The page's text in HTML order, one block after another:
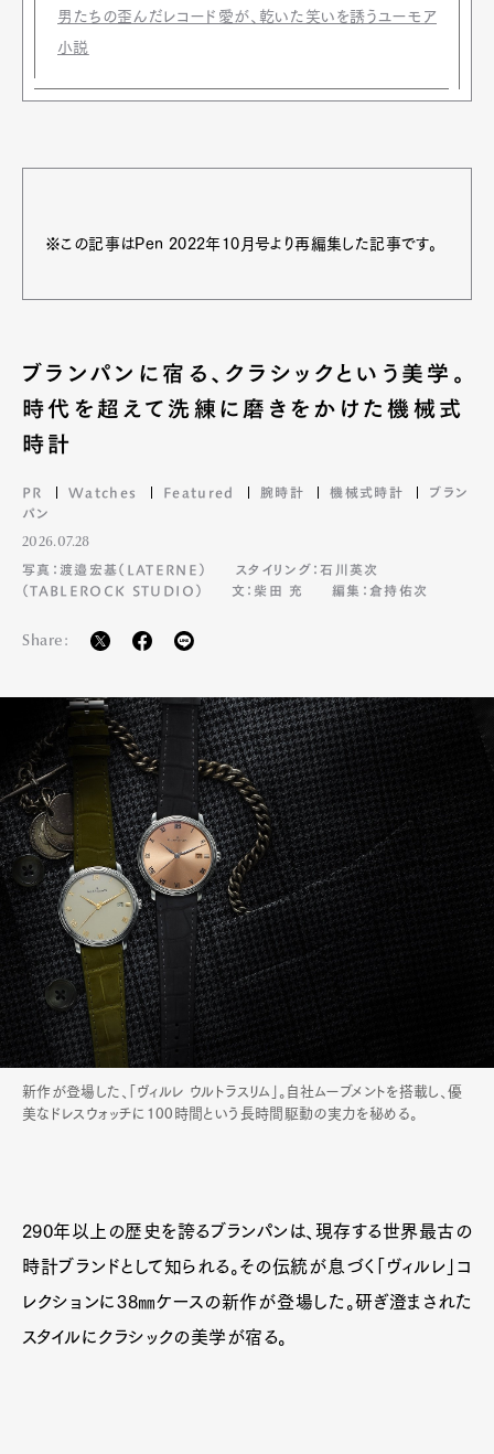
男たちの歪んだレコード愛が、乾いた笑いを誘うユーモア
小説
※この記事はPen 2022年10月号より再編集した記事です。
ブランパンに宿る、クラシックという美学。
時代を超えて洗練に磨きをかけた機械式
時計
PR Watches Featured 腕時計 機械式時計
ブラン
パン
2026.07.28
写真：渡邉宏基（LATERNE）
スタイリング：石川英次
（TABLEROCK STUDIO）
文：柴田 充 編集：倉持佑次
Share:
新作が登場した、「ヴィルレ ウルトラスリム」。自社ムーブメントを搭載し、優
美なドレスウォッチに100時間という長時間駆動の実力を秘める。
290年以上の歴史を誇るブランパンは、現存する世界最古の
時計ブランドとして知られる。その伝統が息づく「ヴィルレ」コ
レクションに38㎜ケースの新作が登場した。研ぎ澄まされた
スタイルにクラシックの美学が宿る。